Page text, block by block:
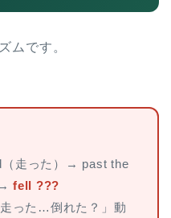
ムです。
走った）→ past the
fell ???
った…倒れた？」動